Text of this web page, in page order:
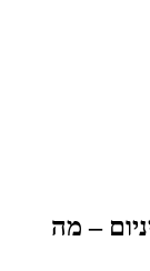
– מה